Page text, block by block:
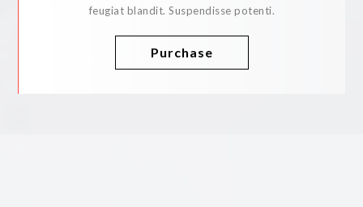
feugiat blandit. Suspendisse potenti.
Purchase